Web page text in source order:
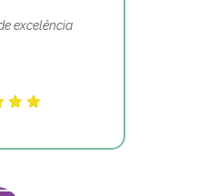
excelência